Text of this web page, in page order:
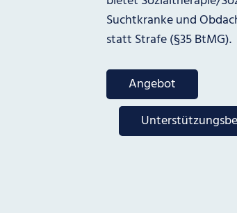
Suchtkranke und
statt Strafe (§35 BtMG).
Angebot